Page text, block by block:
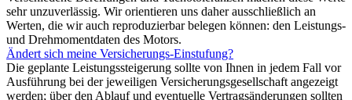
sehr unzuverlässig. Wir orientieren uns daher ausschließlich an
Werten, die wir auch reproduzierbar belegen können: den Leistungs-
und Drehmomentdaten des Motors.
Ändert sich meine Versicherungs-Einstufung?
Die geplante Leistungssteigerung sollte von Ihnen in jedem Fall vor
Ausführung bei der jeweiligen Versicherungsgesellschaft angezeigt
werden; über den Ablauf und eventuelle Vertragsänderungen sollten